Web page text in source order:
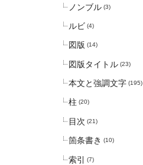
ノンブル (3)
ルビ (4)
図版 (14)
図版タイトル (23)
本文と強調文字 (195)
柱 (20)
目次 (21)
箇条書き (10)
索引 (7)